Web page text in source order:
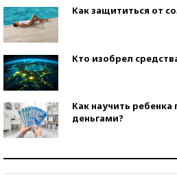
Как защититься от
Кто изобрел
Как научить
деньгами?